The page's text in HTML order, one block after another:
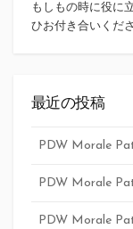
もしもの時に役に
ひお付き合いくだ
最近の投稿
PDW Morale
PDW Morale
PDW Morale